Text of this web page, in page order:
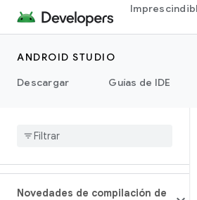
ANDROID STUDIO
Descargar
Guías de IDE
Novedades de compilación de